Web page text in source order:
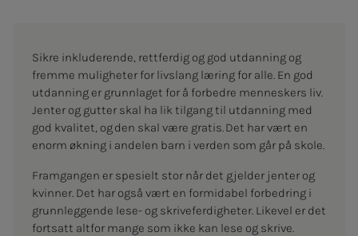
Sikre inkluderende, rettferdig og god utdanning og
fremme muligheter for livslang læring for alle. En god
utdanning er grunnlaget for å forbedre menneskers liv.
Jenter og gutter skal ha lik tilgang til utdanning med
god kvalitet, og den skal være gratis. Det har vært en
enorm økning i andelen barn i verden som går på skole.
Framgangen er spesielt stor når det gjelder jenter og
kvinner. Det har også vært en formidabel forbedring i
grunnleggende lese- og skriveferdigheter. Likevel er det
fortsatt altfor mange som ikke kan lese og skrive.